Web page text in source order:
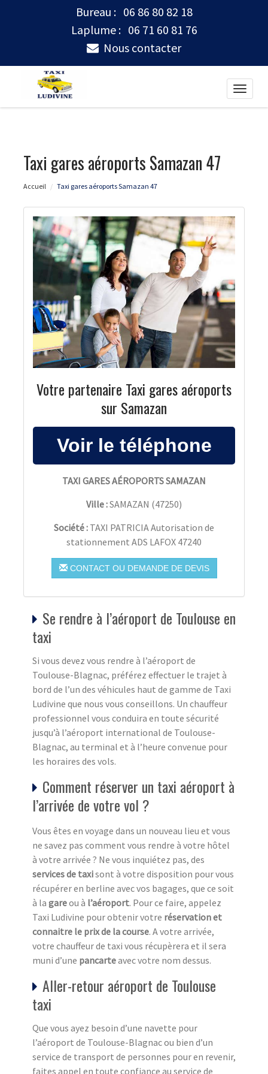
Bureau : 06 86 80 82 18
Laplume : 06 71 60 81 76
Nous contacter
Toggle
Taxi gares aéroports Samazan 47
Accueil Taxi gares aéroports Samazan 47
Votre partenaire Taxi gares aéroports
sur Samazan
TAXI GARES AÉROPORTS SAMAZAN
Ville :SAMAZAN (47250)
Société : TAXI PATRICIA Autorisation de
stationnement ADS LAFOX 47240
CONTACT OU DEMANDE DE DEVIS
Se rendre à l’aéroport de Toulouse en
taxi
Si vous devez vous rendre à l’aéroport de
Toulouse-Blagnac, préférez effectuer le trajet à
bord de l’un des véhicules haut de gamme de Taxi
Ludivine que nous vous conseillons. Un chauffeur
professionnel vous conduira en toute sécurité
jusqu’à l’aéroport international de Toulouse-
Blagnac, au terminal et à l’heure convenue pour
les horaires des vols.
Comment réserver un taxi aéroport à
l’arrivée de votre vol ?
Vous êtes en voyage dans un nouveau lieu et vous
ne savez pas comment vous rendre à votre hôtel
à votre arrivée ? Ne vous inquiétez pas, des
services de taxisont à votre disposition pour vous
récupérer en berline avec vos bagages, que ce soit
à la gareou à l’aéroport. Pour ce faire, appelez
Taxi Ludivine pour obtenir votre réservation et
connaitre le prix de la course. A votre arrivée,
votre chauffeur de taxi vous récupèrera et il sera
muni d’une pancarteavec votre nom dessus.
Aller-retour aéroport de Toulouse
taxi
Que vous ayez besoin d’une navette pour
l’aéroport de Toulouse-Blagnac ou bien d’un
service de transport de personnes pour en revenir,
faites appel en toute confiance au service de